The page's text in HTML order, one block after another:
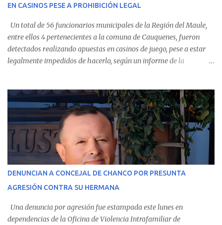
evolución favorable. No obstante, alrededo...
EN CASINOS PESE A PROHIBICIÓN LEGAL
Un total de 56 funcionarios municipales de la Región del Maule,
entre ellos 4 pertenecientes a la comuna de Cauquenes, fueron
detectados realizando apuestas en casinos de juego, pese a estar
legalmente impedidos de hacerlo, según un informe de la
estableció que estos funcionarios —quienes administran o
custodian fondos públicos— efectuaron transacciones por un
monto total de $116.075.918 entre enero de 2024 y junio de 2025.
En el detalle regional, se indica que en la comuna de Cauquenes se
identificó a cuatro funcionarios involucrados en este tipo de
operaciones. Asimismo, se precisa que uno de los casos
corresponde a un funcionario de la Municipalidad de Chanco,
detectaron incumplimientos a la normativa vigente. El informe
precisa que la mayor cantidad de dinero apostado se registró en
Talca, donde...
DENUNCIAN A CONCEJAL DE CHANCO POR PRESUNTA
AGRESIÓN CONTRA SU HERMANA
Una denuncia por agresión fue estampada este lunes en
dependencias de la Oficina de Violencia Intrafamiliar de